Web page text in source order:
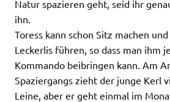
Natur spazieren geht, seid ihr
ihn.
Toress kann schon Sitz machen
Leckerlis führen, so dass man ihm
Kommando beibringen kann. Am
Spaziergangs zieht der junge Kerl
Leine, aber er geht einmal im